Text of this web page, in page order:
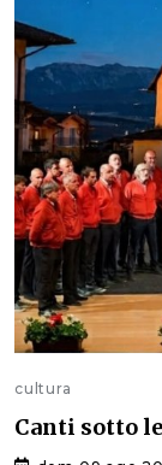
cultura
Canti sotto